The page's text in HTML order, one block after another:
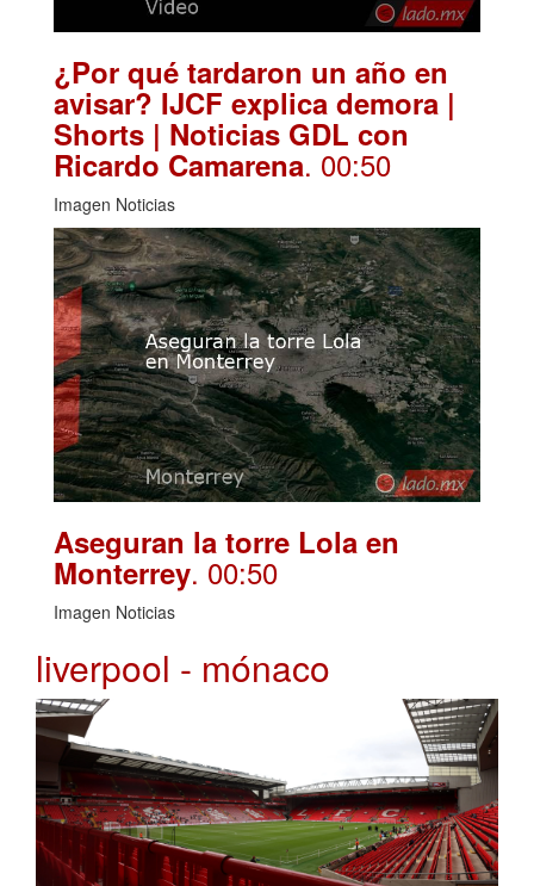
¿Por qué tardaron un año en
avisar? IJCF explica demora |
Shorts | Noticias GDL con
Ricardo Camarena. 00:50
Imagen Noticias
Aseguran la torre Lola en
Monterrey. 00:50
Imagen Noticias
liverpool - mónaco